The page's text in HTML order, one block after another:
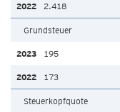
2.418
Grundsteuer
195
173
Steuerkopfquote